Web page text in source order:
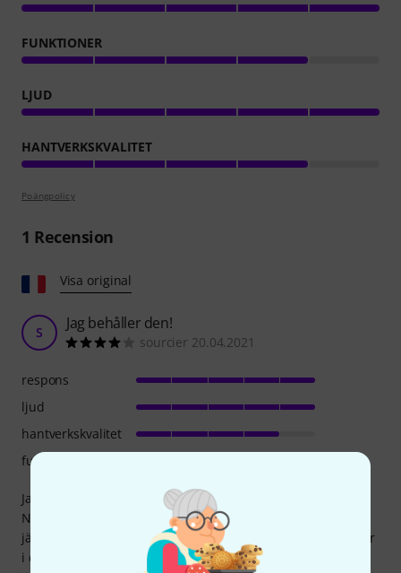
FUNKTIONER
LJUD
HANTVERKSKVALITET
Poängpolicy
1 Recension
Visa original
S Jag behåller den!
sourcier 20.04.2021
Jag hade varit lojal mot min Selmer Super Action 80 i 25 år.
När jag tittade på en YouTube-video där en musiker
jämförde ungefär tio saxofoner, slogs jag av hur sött det var
i den här saxofonens ljud; jag kunde känna igen det direkt,
respons
ljud
hantverkskvalitet
funktioner